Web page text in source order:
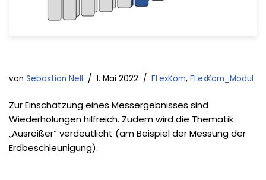
von Sebastian Nell 1. Mai 2022 FLexKom, FLexKom_Modul
Zur Einschätzung eines Messergebnisses sind
Wiederholungen hilfreich. Zudem wird die Thematik
„Ausreißer“ verdeutlicht (am Beispiel der Messung der
Erdbeschleunigung).